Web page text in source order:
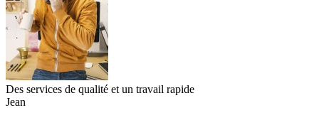
Des services de qualité et un travail rapide
Jean